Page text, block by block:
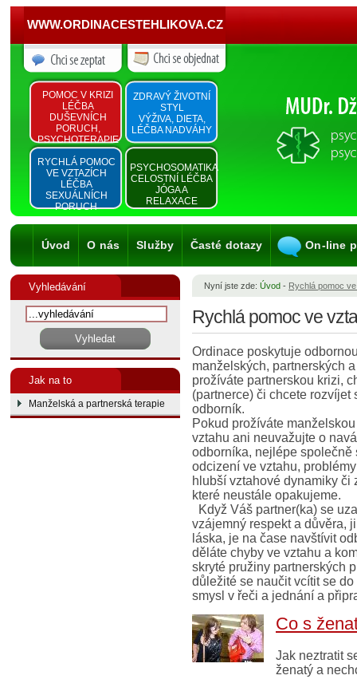
WWW.ORDINACESTEHLIKOVA.CZ
POMOC V KRIZI
LÉČBA
DUŠEVNÍCH
PORUCH,
PSYCHOTERAPIE
ZDRAVÝ ŽIVOTNÍ
STYL
VÝŽIVA, DIETA,
LÉČBA NADVÁHY
RYCHLÁ POMOC
VE VZTAZÍCH
LÉČBA
SEXUÁLNÍCH
PORUCH
PSYCHOSOMATIKA
CELOSTNÍ LÉČBA
JÓGA A
RELAXACE
Úvod O nás Služby Časté dotazy On-line
Vyhledávání
Jak na to
Manželská a partnerská terapie
Nyní jste zde: Úvod - Rychlá pomoc
Rychlá pomoc ve
Ordinace poskytuje
manželských, partnerských
prožíváte partnerskou krizi,
(partnerce) či chcete
odborník.
Pokud prožíváte
vztahu ani neuvažujte o
odborníka, nejlépe společně
odcizení ve vztahu,
hlubší vztahové dynamiky či
které neustále opakujeme.
Když Váš partner(ka) se
vzájemný respekt a důvěra,
láska, je na čase navštívit
děláte chyby ve vztahu a
skryté pružiny partnerských
důležité se naučit vcítit se
smysl v řeči a jednání a
Co s
Jak neztratit
ženatý a